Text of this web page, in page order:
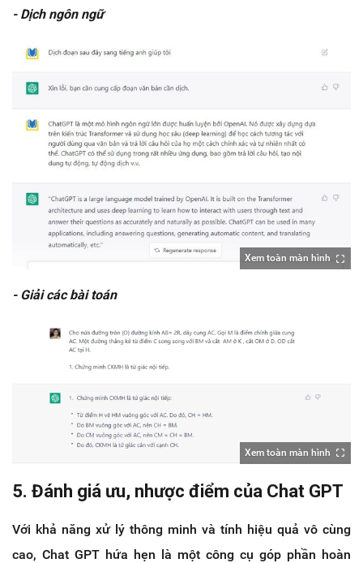
- Dịch ngôn ngữ
Xem toàn màn hình
- Giải các bài toán
Xem toàn màn hình
5. Đánh giá ưu, nhược điểm của Chat GPT
Với khả năng xử lý thông minh và tính hiệu quả vô cùng
cao, Chat GPT hứa hẹn là một công cụ góp phần hoàn